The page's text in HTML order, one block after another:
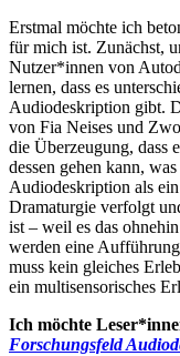
Erstmal möchte ich
für mich ist. Zunächst,
Nutzer*innen von
lernen, dass es
Audiodeskription gibt.
von Fia Neises und
die Überzeugung, dass
dessen gehen kann,
Audiodeskription als
Dramaturgie verfolgt
ist – weil es das
werden eine
muss kein gleiches
ein multisensorisches
Ich möchte
Forschungsfeld